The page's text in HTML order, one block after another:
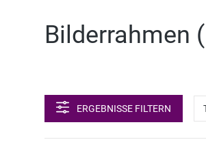
Bilderrahmen (
ERGEBNISSE FILTERN